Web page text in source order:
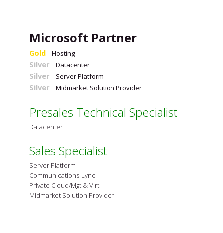
Microsoft Partner
Gold Hosting
Silver Datacenter
Silver Server Platform
Silver Midmarket Solution Provider
Presales Technical Specialist
Datacenter
Sales Specialist
Server Platform
Communications-Lync
Private Cloud/Mgt & Virt
Midmarket Solution Provider